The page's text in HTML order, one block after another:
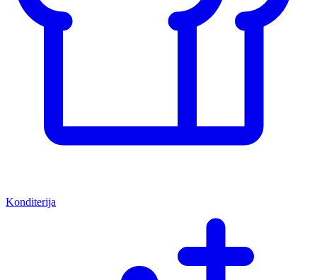
Konditerija